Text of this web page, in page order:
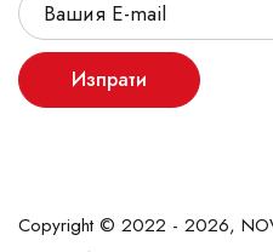
Изпрати
Copyright © 2022 - 2026,